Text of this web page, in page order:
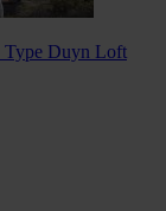
Type Duyn Loft